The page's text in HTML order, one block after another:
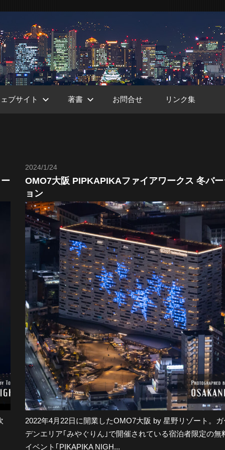
ブサイト 著書 お問合せ リンク集
2024/1/24Toshi
OMO7大阪 PIPKAPIKAファイアワークス 冬バー
ョン
2022年4月22日に開業したOMO7大阪 by 星野リゾート。ガ
デンエリア｢みやぐりん｣で開催されている宿泊者限定の無
イベント｢PIKAPIKA NIGH...